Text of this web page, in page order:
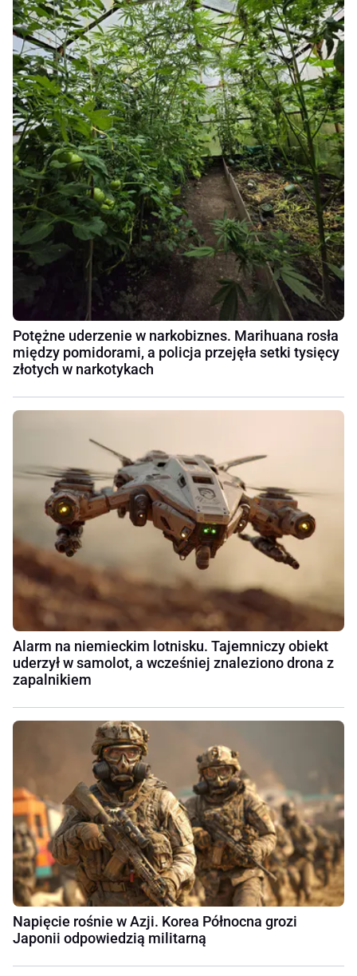
Potężne uderzenie w narkobiznes. Marihuana rosła
między pomidorami, a policja przejęła setki tysięcy
złotych w narkotykach
Alarm na niemieckim lotnisku. Tajemniczy obiekt
uderzył w samolot, a wcześniej znaleziono drona z
zapalnikiem
Napięcie rośnie w Azji. Korea Północna grozi
Japonii odpowiedzią militarną